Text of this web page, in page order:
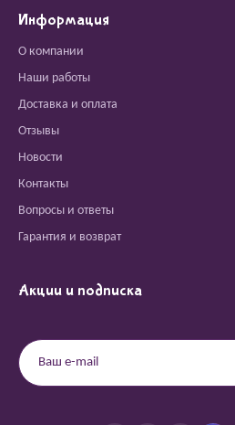
Информация
О компании
Наши работы
Доставка и оплата
Отзывы
Новости
Контакты
Вопросы и ответы
Гарантия и возврат
Акции и подписка